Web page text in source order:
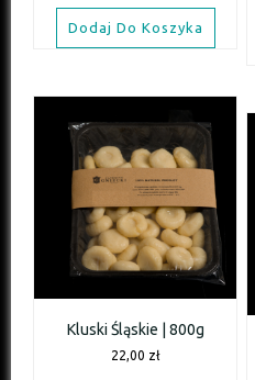
Dodaj Do Koszyka
Kluski Śląskie | 800g
22,00 zł